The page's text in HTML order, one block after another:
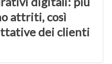
attriti, così
dei clienti